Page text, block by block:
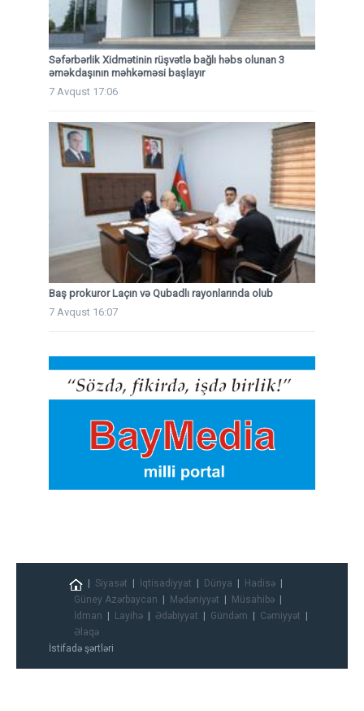
Səfərbərlik Xidmətinin rüşvətlə bağlı həbs olunan 3
əməkdaşının məhkəməsi başlayır
7 Avqust 17:06
Baş prokuror Laçın və Qubadlı rayonlarında olub
7 Avqust 16:07
Siyasət İqtisadiyyat Dünya
Hadisə
Güney Azərbaycan
Mədəniyyət
Müsahibə
İdman
Layihə Ədəbiyyat Gündəm
Cəmiyyət
Əlaqə
İstifadə şərtləri